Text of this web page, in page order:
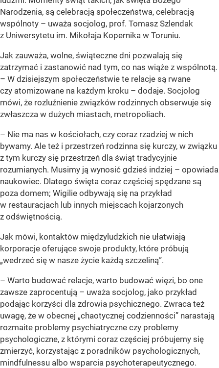
Narodzenia, są celebracją społeczeństwa, celebracją
wspólnoty – uważa socjolog, prof. Tomasz Szlendak
z Uniwersytetu im. Mikołaja Kopernika w Toruniu.
Jak zauważa, wolne, świąteczne dni pozwalają się
zatrzymać i zastanowić nad tym, co nas wiąże z wspólnotą.
– W dzisiejszym społeczeństwie te relacje są rwane
czy atomizowane na każdym kroku – dodaje. Socjolog
mówi, że rozluźnienie związków rodzinnych obserwuje się
zwłaszcza w dużych miastach, metropoliach.
– Nie ma nas w kościołach, czy coraz rzadziej w nich
bywamy. Ale też i przestrzeń rodzinna się kurczy, w związku
z tym kurczy się przestrzeń dla świąt tradycyjnie
rozumianych. Musimy ją wynosić gdzieś indziej – opowiada
naukowiec. Dlatego święta coraz częściej spędzane są
poza domem; Wigilie odbywają się na przykład
w restauracjach lub innych miejscach kojarzonych
z odświętnością.
Jak mówi, kontaktów międzyludzkich nie ułatwiają
korporacje oferujące swoje produkty, które próbują
„wedrzeć się w nasze życie każdą szczeliną”.
– Warto budować relacje, warto budować więzi, bo one
zawsze zaprocentują – uważa socjolog, jako przykład
podając korzyści dla zdrowia psychicznego. Zwraca też
uwagę, że w obecnej „chaotycznej codzienności” narastają
rozmaite problemy psychiatryczne czy problemy
psychologiczne, z którymi coraz częściej próbujemy się
zmierzyć, korzystając z poradników psychologicznych,
mindfulnessu albo wsparcia psychoterapeutycznego.